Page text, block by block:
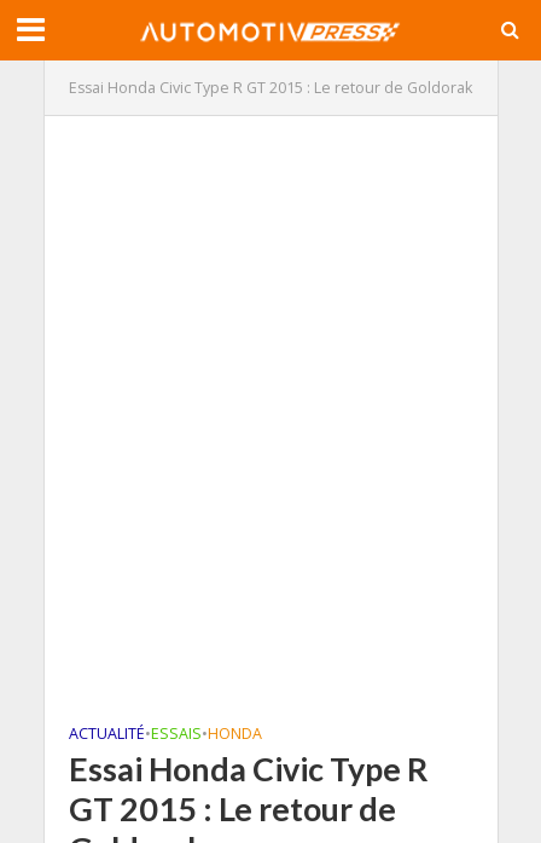
Essai Honda Civic Type R GT 2015 : Le retour de Goldorak
ACTUALITÉ•ESSAIS•HONDA
Essai Honda Civic Type R
GT 2015 : Le retour de